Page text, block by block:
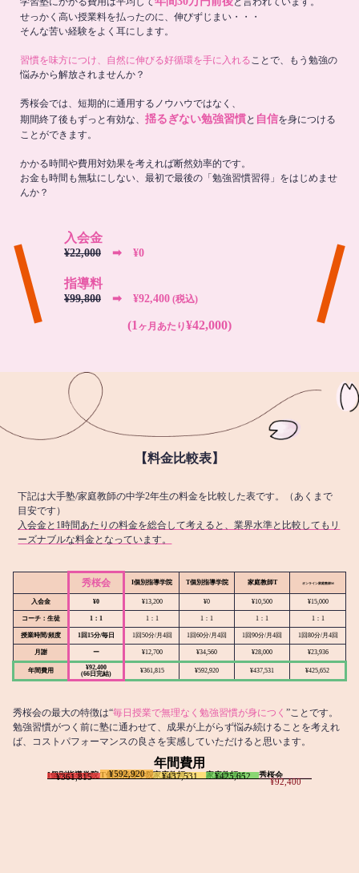
せっかく高い授業料を払ったのに、伸びずじまい・・・
そんな苦い経験をよく耳にします。
習慣を味方につけ、自然に伸びる好循環を手に入れることで、もう勉強の
悩みから解放されませんか？
秀桜会では、短期的に通用するノウハウではなく、
期間終了後もずっと有効な、 揺るぎない勉強習慣と 自信を身につける
ことができます。
かかる時間や費用対効果を考えれば断然効率的です。
お金も時間も無駄にしない、最初で最後の「勉強習慣習得」をはじめませ
んか？
入会金
¥22,000 ➡︎ ¥0
指導料
¥99,800 ➡︎ ¥92,400 (税込)
(1 ヶ月あたり¥42,000)
【料金比較表】
下記は大手塾/家庭教師の中学2年生の料金を比較した表です。（あくまで
目安です）
入会金と1時間あたりの料金を総合して考えると、業界水準と比較してもリ
ーズナブルな料金となっています。
秀桜会 I個別指導学院 T個別指導学院 家庭教師T オンライン家庭教師M
入会金 ¥0 ¥13,200 ¥0 ¥10,500 ¥15,000
コーチ：生徒 1：1 1：1 1：1 1：1 1：1
授業時間/頻度 1回15分/毎日 1回50分/月4回 1回60分/月4回 1回90分/月4回 1回80分/月4回
月謝 ー ¥12,700 ¥34,560 ¥28,000 ¥23,936
年間費用
¥92,400
(66日完結)
¥361,815 ¥592,920 ¥437,531 ¥425,652
秀桜会の最大の特徴は“毎日授業で無理なく勉強習慣が身につく ”ことです。
勉強習慣がつく前に塾に通わせて、成果が上がらず悩み続けることを考えれ
ば、コストパフォーマンスの良さを実感していただけると思います。
年間費用
I個別指導学院
¥361,815 T個別指導学院
¥592,920 家庭教師T
¥437,531 家庭教師M
¥425,652 秀桜会
¥92,400